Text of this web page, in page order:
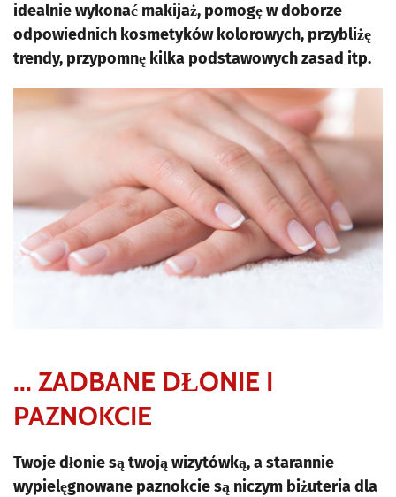
idealnie wykonać makijaż, pomogę w doborze
odpowiednich kosmetyków kolorowych, przybliżę
trendy, przypomnę kilka podstawowych zasad itp.
... ZADBANE DŁONIE I
PAZNOKCIE
Twoje dłonie są twoją wizytówką, a starannie
wypielęgnowane paznokcie są niczym biżuteria dla